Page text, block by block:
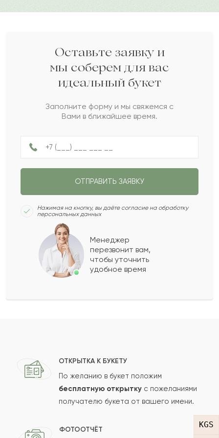
KGS
Ф 2022-06-01
Фазила
2022-04-21
Северин
Эвелина
Луиза
А Айгуль
Аза
Показать еще
Ваш e-mail
Отзыв
Оставьте заявку и
мы соберем для вас
идеальный букет
Заполните форму и мы свяжемся с
Вами в ближайшее время.
ОТПРАВИТЬ ЗАЯВКУ
Нажимая на кнопку, вы даёте согласие на обработку
персональных данных
Менеджер
перезвонит вам,
чтобы уточнить
удобное время
ОТКРЫТКА К БУКЕТУ
По желанию в букет положим
бесплатную открытку с пожеланиями
получателю букета от вашего имени.
ФОТООТЧЁТ